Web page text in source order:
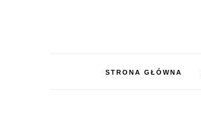
STRONA GŁÓWNA